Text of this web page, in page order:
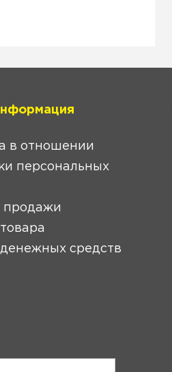
в отношении
персональных
продажи
денежных средств